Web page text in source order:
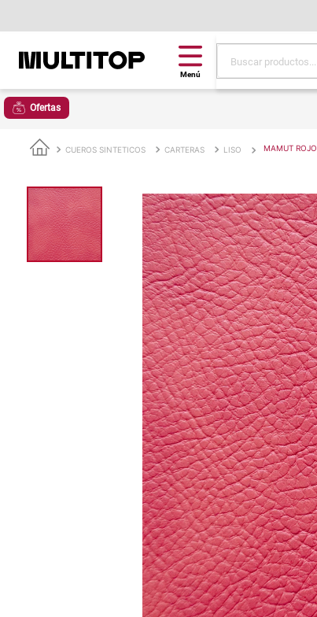
Ofertas
CUEROS SINTETICOS CARTERAS LISO MAMUT ROJO
alfombra
espuma
piso
tela
cojin
lona
pisos
tapete